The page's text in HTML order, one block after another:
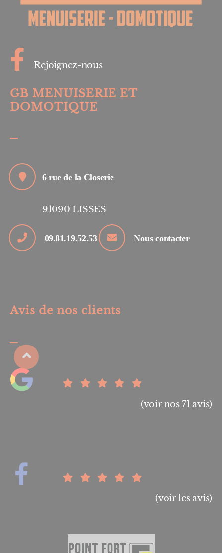
Rejoignez-nous
GB MENUISERIE ET
DOMOTIQUE
6 rue de la Closerie
91090 LISSES
09.81.19.52.53 Nous contacter
Avis de nos clients
(voir nos 71 avis)
(voir les avis)